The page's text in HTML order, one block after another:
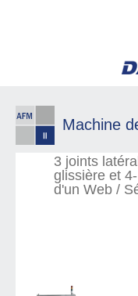
Machine
3 joints
glissière et
d'un Web /